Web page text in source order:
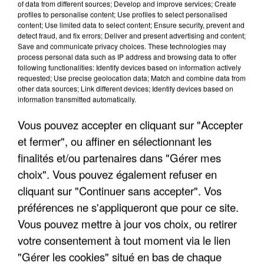
of data from different sources; Develop and improve services; Create
profiles to personalise content; Use profiles to select personalised
content; Use limited data to select content; Ensure security, prevent and
detect fraud, and fix errors; Deliver and present advertising and content;
Save and communicate privacy choices. These technologies may
process personal data such as IP address and browsing data to offer
following functionalities: Identify devices based on information actively
requested; Use precise geolocation data; Match and combine data from
other data sources; Link different devices; Identify devices based on
information transmitted automatically.
Vous pouvez accepter en cliquant sur "Accepter
et fermer", ou affiner en sélectionnant les
finalités et/ou partenaires dans "Gérer mes
choix". Vous pouvez également refuser en
cliquant sur "Continuer sans accepter". Vos
préférences ne s'appliqueront que pour ce site.
Vous pouvez mettre à jour vos choix, ou retirer
votre consentement à tout moment via le lien
"Gérer les cookies" situé en bas de chaque